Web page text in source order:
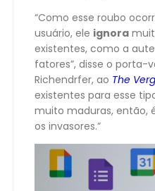
“Como esse roubo
usuário, ele ignora
existentes, como a
fatores”, disse o porta-
Richendrfer, ao The
existentes para esse
muito maduras, então,
os invasores.”